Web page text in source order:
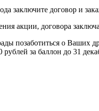
заключите договор и
акции, договора
позаботиться о Ваших
за баллон до 31